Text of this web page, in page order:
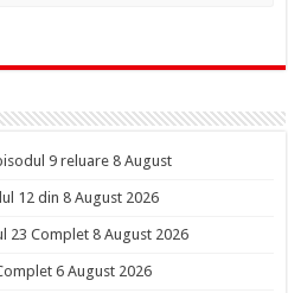
9 reluare 8 August
12 din 8 August 2026
23 Complet 8 August 2026
6 August 2026